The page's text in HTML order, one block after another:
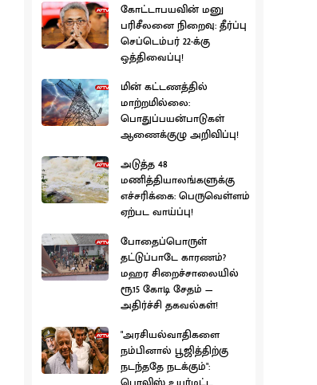
கோட்டாபயவின் மனு
பரிசீலனை நிறைவு: தீர்ப்பு
செப்டெம்பர் 22-க்கு
ஒத்திவைப்பு!
மின் கட்டணத்தில்
மாற்றமில்லை:
பொதுப்பயன்பாடுகள்
ஆணைக்குழு அறிவிப்பு!
அடுத்த 48
மணித்தியாலங்களுக்கு
எச்சரிக்கை: பெருவெள்ளம்
ஏற்பட வாய்ப்பு!
போதைப்பொருள்
தட்டுப்பாடே காரணம்?
மஹர சிறைச்சாலையில்
ரூ.15 கோடி சேதம் —
அதிர்ச்சி தகவல்கள்!
"அரசியல்வாதிகளை
நம்பினால் பூஜித்திற்கு
நடந்ததே நடக்கும்":